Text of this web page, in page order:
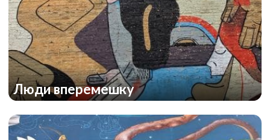
Люди вперемешку